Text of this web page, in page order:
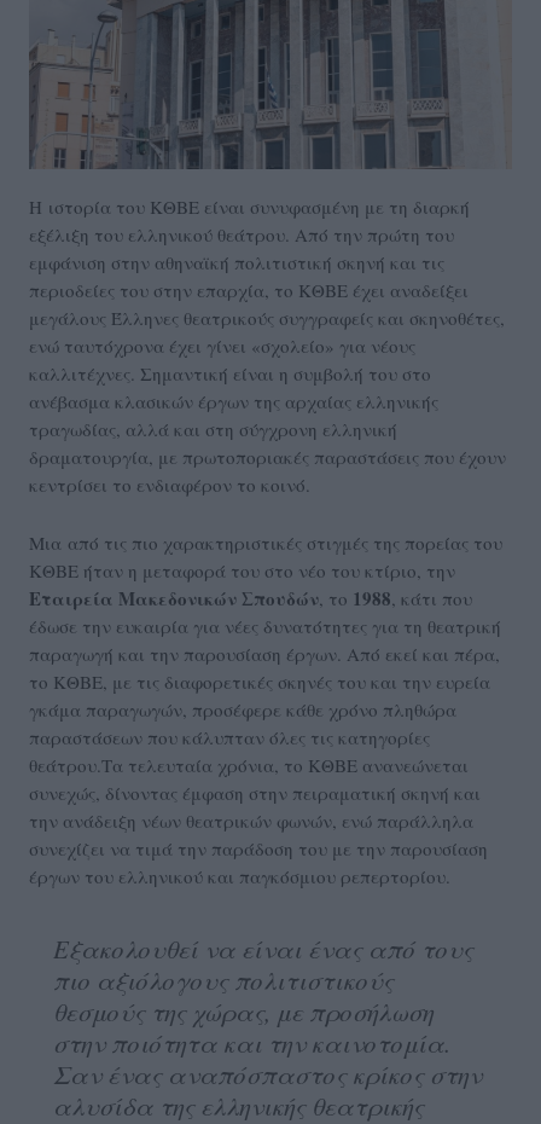
Η ιστορία του ΚΘΒΕ είναι συνυφασμένη με τη διαρκή
εξέλιξη του ελληνικού θεάτρου. Από την πρώτη του
εμφάνιση στην αθηναϊκή πολιτιστική σκηνή και τις
περιοδείες του στην επαρχία, το ΚΘΒΕ έχει αναδείξει
μεγάλους Έλληνες θεατρικούς συγγραφείς και σκηνοθέτες,
ενώ ταυτόχρονα έχει γίνει «σχολείο» για νέους
καλλιτέχνες. Σημαντική είναι η συμβολή του στο
ανέβασμα κλασικών έργων της αρχαίας ελληνικής
τραγωδίας, αλλά και στη σύγχρονη ελληνική
δραματουργία, με πρωτοποριακές παραστάσεις που έχουν
κεντρίσει το ενδιαφέρον το κοινό.
Μια από τις πιο χαρακτηριστικές στιγμές της πορείας του
ΚΘΒΕ ήταν η μεταφορά του στο νέο του κτίριο, την
Εταιρεία Μακεδονικών Σπουδών , το 1988 , κάτι που
έδωσε την ευκαιρία για νέες δυνατότητες για τη θεατρική
παραγωγή και την παρουσίαση έργων. Από εκεί και πέρα,
το ΚΘΒΕ, με τις διαφορετικές σκηνές του και την ευρεία
γκάμα παραγωγών, προσέφερε κάθε χρόνο πληθώρα
παραστάσεων που κάλυπταν όλες τις κατηγορίες
θεάτρου.Τα τελευταία χρόνια, το ΚΘΒΕ ανανεώνεται
συνεχώς, δίνοντας έμφαση στην πειραματική σκηνή και
την ανάδειξη νέων θεατρικών φωνών, ενώ παράλληλα
συνεχίζει να τιμά την παράδοση του με την παρουσίαση
έργων του ελληνικού και παγκόσμιου ρεπερτορίου.
Εξακολουθεί να είναι ένας από τους
πιο αξιόλογους πολιτιστικούς
θεσμούς της χώρας, με προσήλωση
στην ποιότητα και την καινοτομία.
Σαν ένας αναπόσπαστος κρίκος στην
αλυσίδα της ελληνικής θεατρικής